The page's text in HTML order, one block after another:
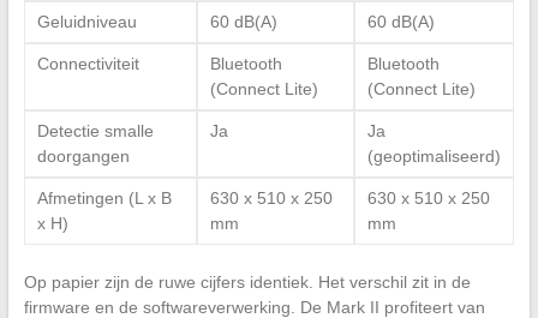
Geluidniveau 60 dB(A) 60 dB(A)
Connectiviteit
Bluetooth
(Connect Lite)
Bluetooth
(Connect Lite)
Detectie smalle
doorgangen
Ja
Ja
(geoptimaliseerd)
Afmetingen (L x B
x H)
630 x 510 x 250
mm
630 x 510 x 250
mm
Op papier zijn de ruwe cijfers identiek. Het verschil zit in de
firmware en de softwareverwerking. De Mark II profiteert van